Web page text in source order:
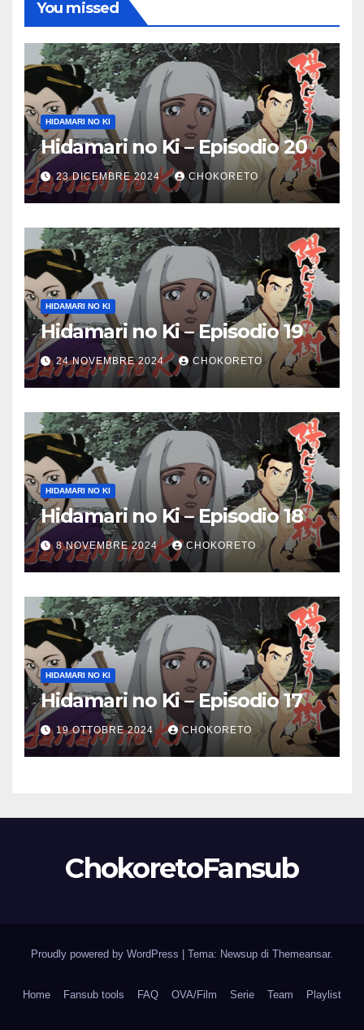
You missed
HIDAMARI NO KI
Hidamari no Ki – Episodio 20
23 DICEMBRE 2024 CHOKORETO
HIDAMARI NO KI
Hidamari no Ki – Episodio 19
24 NOVEMBRE 2024 CHOKORETO
HIDAMARI NO KI
Hidamari no Ki – Episodio 18
8 NOVEMBRE 2024 CHOKORETO
HIDAMARI NO KI
Hidamari no Ki – Episodio 17
19 OTTOBRE 2024 CHOKORETO
ChokoretoFansub
Proudly powered by WordPress Tema: Newsup di Themeansar.
Home Fansub tools FAQ OVA/Film Serie Team Playlist